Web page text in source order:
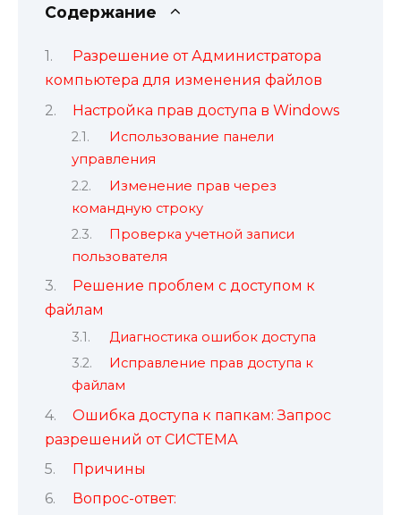
Содержание
Разрешение от Администратора
компьютера для изменения файлов
Настройка прав доступа в Windows
Использование панели
управления
Изменение прав через
командную строку
Проверка учетной записи
пользователя
Решение проблем с доступом к
файлам
Диагностика ошибок доступа
Исправление прав доступа к
файлам
Ошибка доступа к папкам: Запрос
разрешений от СИСТЕМА
Причины
Вопрос-ответ: